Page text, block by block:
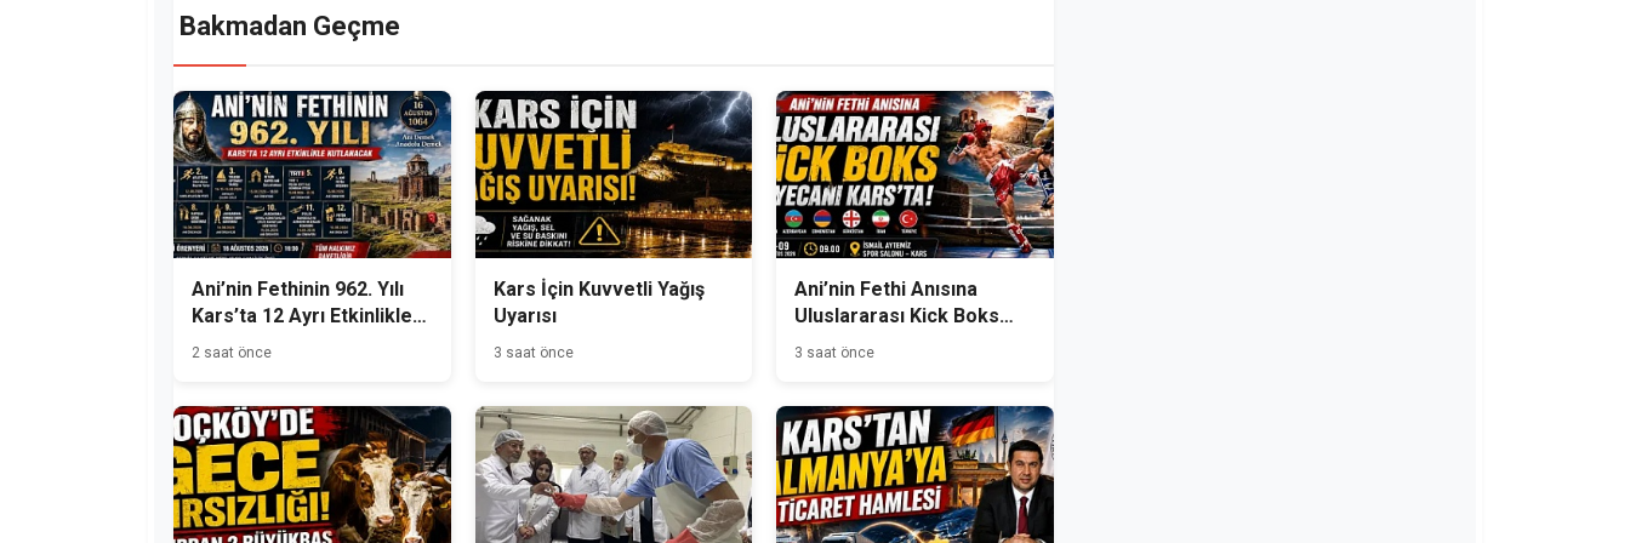
Bakmadan Geçme
Ani’nin Fethinin 962. Yılı
Kars’ta 12 Ayrı Etkinlikle
Kutlanacak
2 saat önce
Kars İçin Kuvvetli Yağış
Uyarısı
3 saat önce
Ani’nin Fethi Anısına
Uluslararası Kick Boks
Heyecanı Kars’ta
3 saat önce